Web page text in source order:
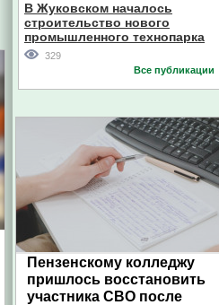
В Жуковском началось
строительство нового
промышленного технопарка
329
Все публикации
Пензенскому колледжу
пришлось восстановить
участника СВО после